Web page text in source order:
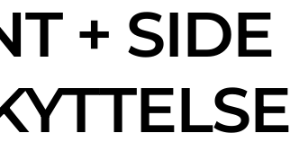
+ SIDE